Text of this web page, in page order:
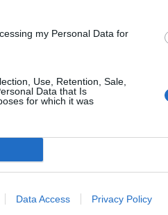
my Personal Data for
Use, Retention, Sale,
Data that Is
for which it was
Data Access Privacy Policy